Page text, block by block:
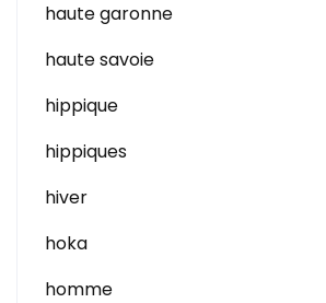
haute garonne
haute savoie
hippique
hippiques
hiver
hoka
homme